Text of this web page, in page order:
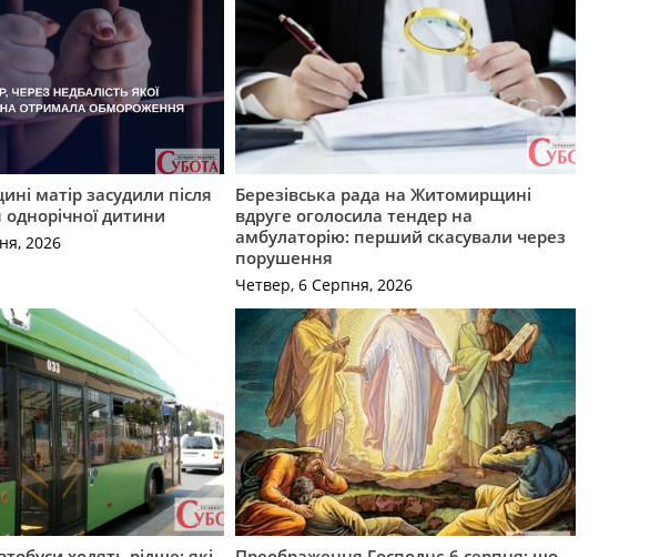
матір засудили після
дитини
2026
Березівська рада на Житомирщині
вдруге оголосила тендер на
амбулаторію: перший скасували через
порушення
Четвер, 6 Серпня, 2026